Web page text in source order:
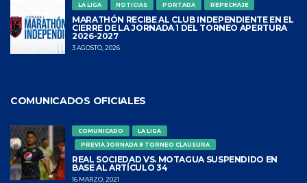
LA LIGA NOTICIAS PORTADA REPECHAJE
MARATHÓN RECIBE AL CLUB INDEPENDIENTE EN EL
CIERRE DE LA JORNADA 1 DEL TORNEO APERTURA
2026-2027
3 AGOSTO, 2026
COMUNICADOS OFICIALES
COMUNICADO
LA LIGA
PREVIA JORNADA 8 TORNEO CLAUSURA
REAL SOCIEDAD VS. MOTAGUA SUSPENDIDO EN
BASE AL ARTÍCULO 34
16 MARZO, 2021